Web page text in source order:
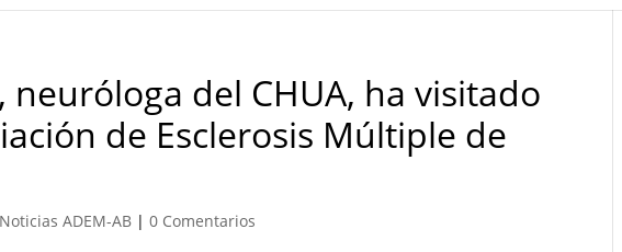
neuróloga del CHUA, ha visitado
de Esclerosis Múltiple de
Noticias ADEM-AB |0 Comentarios